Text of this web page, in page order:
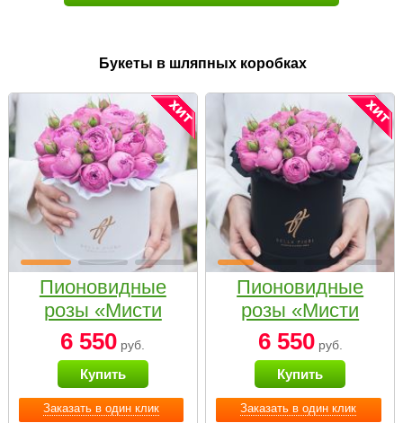
Букеты в шляпных коробках
Заказать в один клик
Пионовидные
розы «Мисти
бабблс» в белой
коробке Small
6 550 руб.
Купить
Заказать в один клик
Пионовидные
розы «Мисти
бабблс» в
черной коробке
Small
6 550руб.
Купить